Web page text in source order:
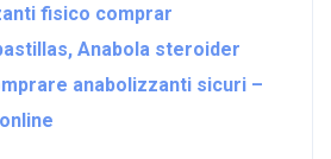
fisico comprar
Anabola steroider
anabolizzanti sicuri –